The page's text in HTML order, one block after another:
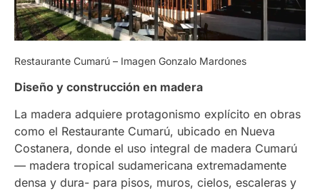
Restaurante Cumarú – Imagen Gonzalo Mardones
Diseño y construcción en madera
La madera adquiere protagonismo explícito en obras
como el Restaurante Cumarú, ubicado en Nueva
Costanera, donde el uso integral de madera Cumarú
— madera tropical sudamericana extremadamente
densa y dura- para pisos, muros, cielos, escaleras y